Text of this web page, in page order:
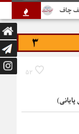
دم جنبانک ابلق
52